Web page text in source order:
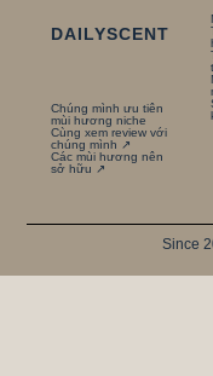
DAILYSCENT
Chúng mình ưu tiên
mùi hương niche
Cùng xem review với
chúng mình ↗
Các mùi hương nên
sở hữu ↗
Since